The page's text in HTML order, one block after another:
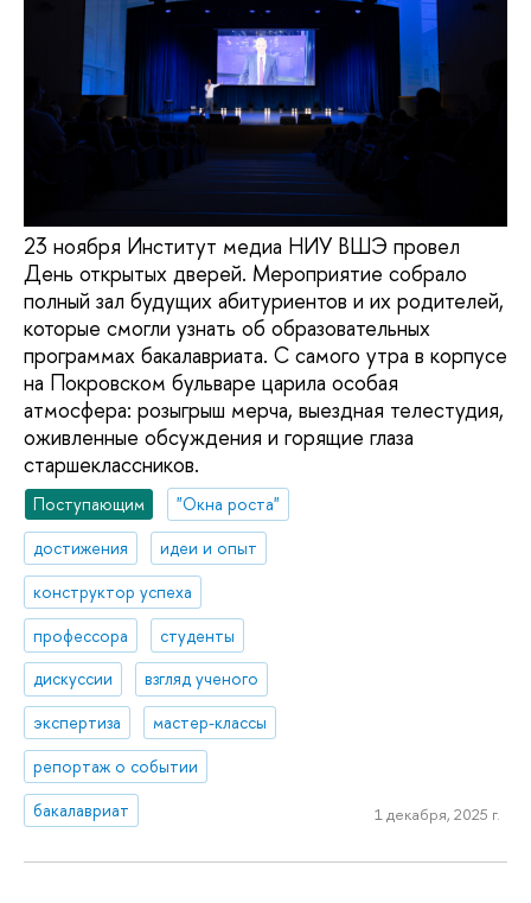
23 ноября Институт медиа НИУ ВШЭ провел
День открытых дверей. Мероприятие собрало
полный зал будущих абитуриентов и их родителей,
которые смогли узнать об образовательных
программах бакалавриата. С самого утра в корпусе
на Покровском бульваре царила особая
атмосфера: розыгрыш мерча, выездная телестудия,
оживленные обсуждения и горящие глаза
старшеклассников.
Поступающим
"Окна роста"
достижения
идеи и опыт
конструктор успеха
профессора
студенты
дискуссии
взгляд ученого
экспертиза
мастер-классы
репортаж о событии
бакалавриат
1 декабря, 2025 г.